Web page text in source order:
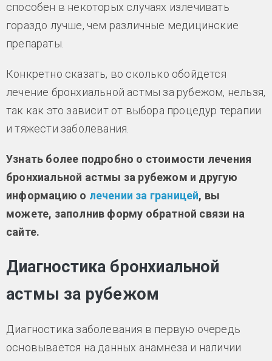
способен в некоторых случаях излечивать
гораздо лучше, чем различные медицинские
препараты.
Конкретно сказать, во сколько обойдется
лечение бронхиальной астмы за рубежом, нельзя,
так как это зависит от выбора процедур терапии
и тяжести заболевания.
Узнать более подробно о стоимости лечения
бронхиальной астмы за рубежом и другую
информацию о лечении за границей, вы
можете, заполнив форму обратной связи на
сайте.
Диагностика бронхиальной
астмы за рубежом
Диагностика заболевания в первую очередь
основывается на данных анамнеза и наличии